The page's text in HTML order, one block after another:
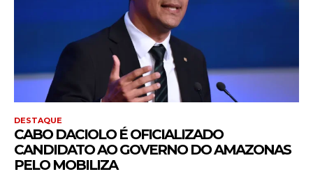
DESTAQUE
CABO DACIOLO É OFICIALIZADO
CANDIDATO AO GOVERNO DO AMAZONAS
PELO MOBILIZA